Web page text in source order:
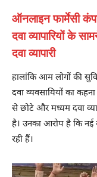
ऑनलाइन फार्मेसी
दवा व्यापारियों के
दवा व्यापारी
हालांकि आम लोगों की
दवा व्यवसायियों का
से छोटे और मध्यम दवा
है। उनका आरोप है कि नई
रही हैं।